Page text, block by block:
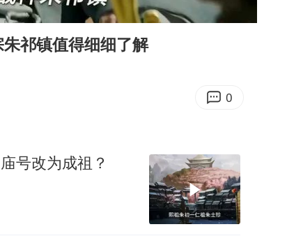
的电话营销
00:43
祁镇值得细细了解
0
号改为成祖？